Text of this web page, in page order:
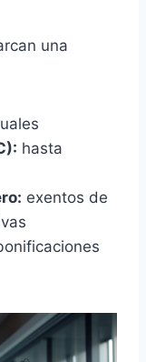
una
hasta
exentos de